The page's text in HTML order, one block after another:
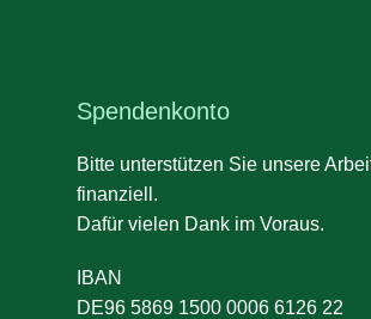
Spendenkonto
Bitte unterstützen Sie unsere
finanziell.
Dafür vielen Dank im Voraus.
IBAN
DE96 5869 1500 0006 6126 22